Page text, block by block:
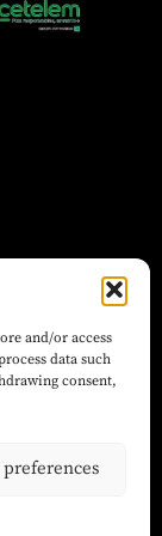
and/or access
data such
consent,